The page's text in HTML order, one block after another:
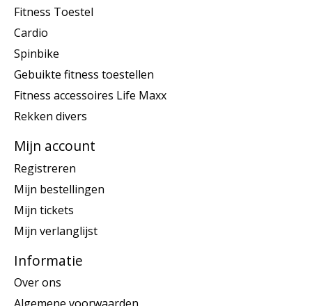
Fitness Toestel
Cardio
Spinbike
Gebuikte fitness toestellen
Fitness accessoires Life Maxx
Rekken divers
Mijn account
Registreren
Mijn bestellingen
Mijn tickets
Mijn verlanglijst
Informatie
Over ons